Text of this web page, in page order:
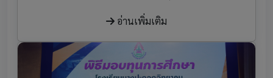
อ่านเพิ่มเติม